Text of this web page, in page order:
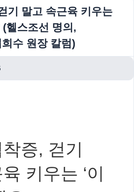
기 말고 속근육 키우는
(헬스조선 명의,
수 원장 칼럼)
증, 걷기
키우는 ‘이